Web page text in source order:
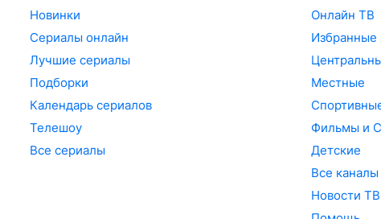
Новинки
Сериалы онлайн
Лучшие сериалы
Подборки
Календарь сериалов
Телешоу
Все сериалы
Онлайн ТВ
Избранные
Местные
Фильмы и
Детские
Все каналы
Новости